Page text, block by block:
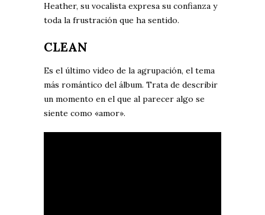
Heather, su vocalista expresa su confianza y
toda la frustración que ha sentido.
CLEAN
Es el último video de la agrupación, el tema
más romántico del álbum. Trata de describir
un momento en el que al parecer algo se
siente como «amor».